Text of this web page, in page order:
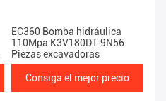
EC360 Bomba hidráulica
110Mpa K3V180DT-9N56
Piezas excavadoras
Consiga el mejor precio